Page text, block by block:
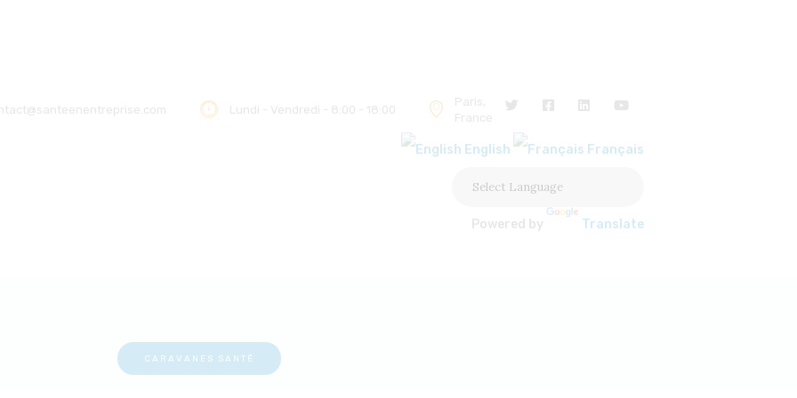
Lundi - Vendredi - 8:00 - 18:00
Paris,
France
English Français
Powered by Translate
CARAVANES SANTÉ